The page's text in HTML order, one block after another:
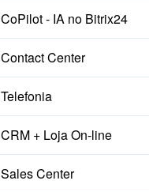
CoPilot - IA no Bitrix24
Contact Center
Telefonia
CRM + Loja On-line
Sales Center